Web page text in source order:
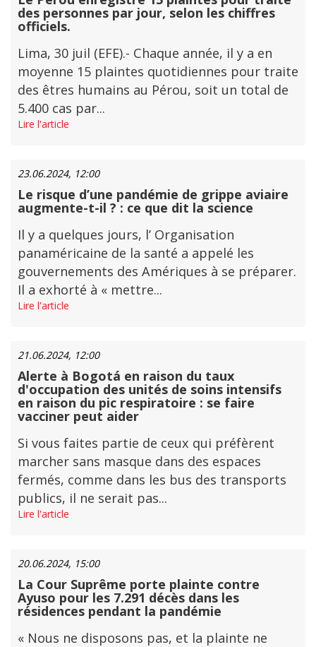
des personnes par jour, selon les chiffres
officiels.
Lima, 30 juil (EFE).- Chaque année, il y a en
moyenne 15 plaintes quotidiennes pour traite
des êtres humains au Pérou, soit un total de
5.400 cas par...
Lire l'article
23.06.2024, 12:00
Le risque d’une pandémie de grippe aviaire
augmente-t-il ? : ce que dit la science
Il y a quelques jours, l’ Organisation
panaméricaine de la santé a appelé les
gouvernements des Amériques à se préparer.
Il a exhorté à « mettre...
Lire l'article
21.06.2024, 12:00
Alerte à Bogotá en raison du taux
d'occupation des unités de soins intensifs
en raison du pic respiratoire : se faire
vacciner peut aider
Si vous faites partie de ceux qui préfèrent
marcher sans masque dans des espaces
fermés, comme dans les bus des transports
publics, il ne serait pas...
Lire l'article
20.06.2024, 15:00
La Cour Suprême porte plainte contre
Ayuso pour les 7.291 décès dans les
résidences pendant la pandémie
« Nous ne disposons pas, et la plainte ne